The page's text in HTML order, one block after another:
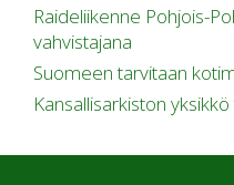
Raideliikenne Pohjois-
vahvistajana
Suomeen tarvitaan
Kansallisarkiston